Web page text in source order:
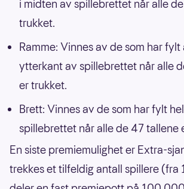
i midten av spillebrettet når alle
trukket.
Ramme: Vinnes av de som har fylt
ytterkant av spillebrettet når alle
er trukket.
Brett: Vinnes av de som har fylt
spillebrettet når alle de 47 tallene
En siste premiemulighet er Extra-
trekkes et tilfeldig antall spillere (fra